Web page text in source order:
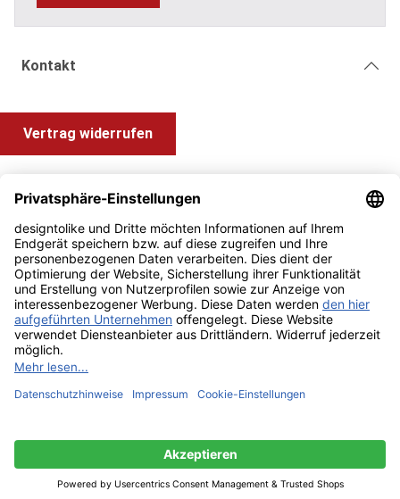
Kontakt
Vertrag widerrufen
Information und Impressum
Zahlung & Versand
Impressum AGB
Alle Preise inkl. gesetzl. Mehrwertsteuer zzgl.Versandkosten
und ggf. Nachnahmegebühren, wenn nicht anders angegeben.